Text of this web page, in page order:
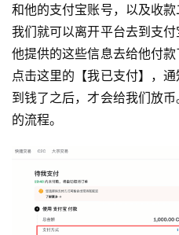
和他的支付宝账号，以及收款
我们就可以离开平台去到支
他提供的这些信息去给他付
点击这里的【我已支付】，
到钱了之后，才会给我们放
的流程。